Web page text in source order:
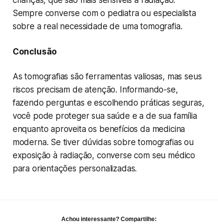
Sempre converse com o pediatra ou especialista
sobre a real necessidade de uma tomografia.
Conclusão
As tomografias são ferramentas valiosas, mas seus
riscos precisam de atenção. Informando-se,
fazendo perguntas e escolhendo práticas seguras,
você pode proteger sua saúde e a de sua família
enquanto aproveita os benefícios da medicina
moderna. Se tiver dúvidas sobre tomografias ou
exposição à radiação, converse com seu médico
para orientações personalizadas.
Achou interessante? Compartilhe: